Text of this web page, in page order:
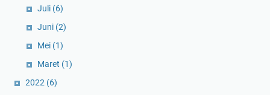
Juli (6)
Juni (2)
Mei (1)
Maret (1)
2022 (6)